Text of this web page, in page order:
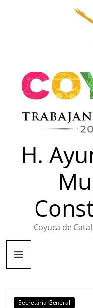
H.
Coyuca de
Secretaria General